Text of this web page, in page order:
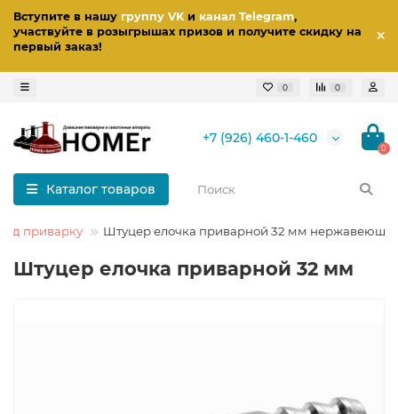
Вступите в нашу группу VKи канал Telegram,
участвуйте в розыгрышах призов и получите скидку на
первый заказ!
0 0
+7 (926) 460-1-460
0
Каталог товаров
приварку Штуцер елочка приварной 32 мм
Штуцер елочка приварной 32 мм